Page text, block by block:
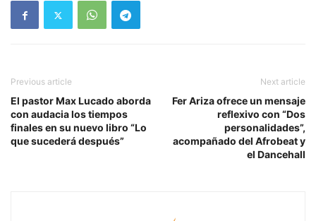
Previous article
El pastor Max Lucado aborda
con audacia los tiempos
finales en su nuevo libro “Lo
que sucederá después”
Next article
Fer Ariza ofrece un mensaje
reflexivo con “Dos
personalidades”,
acompañado del Afrobeat y
el Dancehall